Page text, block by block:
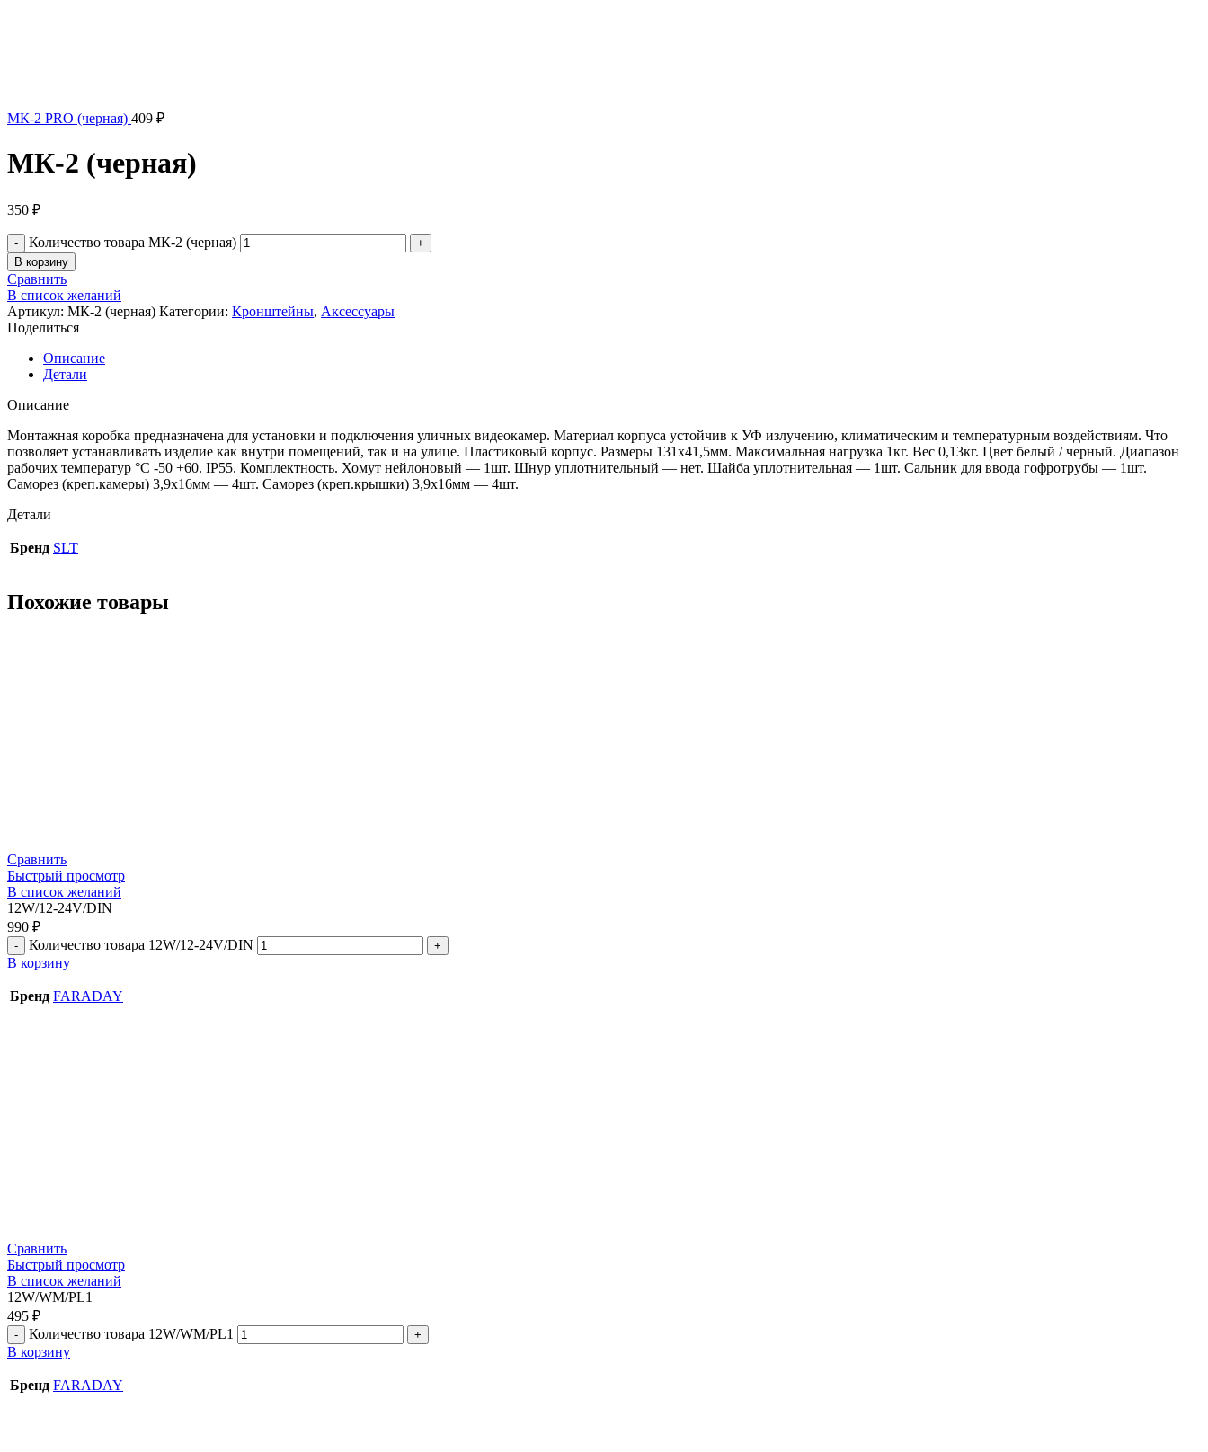
МК-2 PRO (черная) 409 ₽
МК-2 (черная)
350 ₽
Количество товара МК-2 (черная)
В корзину
Сравнить
В список желаний
Артикул: МК-2 (черная) Категории: Кронштейны, Аксессуары
Поделиться
Описание
Детали
Описание
Монтажная коробка предназначена для установки и подключения уличных видеокамер. Материал корпуса устойчив к УФ излучению, климатическим и температурным воздействиям. Что
позволяет устанавливать изделие как внутри помещений, так и на улице. Пластиковый корпус. Размеры 131х41,5мм. Максимальная нагрузка 1кг. Вес 0,13кг. Цвет белый / черный. Диапазон
рабочих температур °С -50 +60. IP55. Комплектность. Хомут нейлоновый — 1шт. Шнур уплотнительный — нет. Шайба уплотнительная — 1шт. Сальник для ввода гофротрубы — 1шт.
Саморез (креп.камеры) 3,9х16мм — 4шт. Саморез (креп.крышки) 3,9х16мм — 4шт.
Детали
Бренд SLT
Похожие товары
Сравнить
Быстрый просмотр
В список желаний
12W/12-24V/DIN
990 ₽
Количество товара 12W/12-24V/DIN
В корзину
Бренд FARADAY
Сравнить
Быстрый просмотр
В список желаний
12W/WM/PL1
495 ₽
Количество товара 12W/WM/PL1
В корзину
Бренд FARADAY